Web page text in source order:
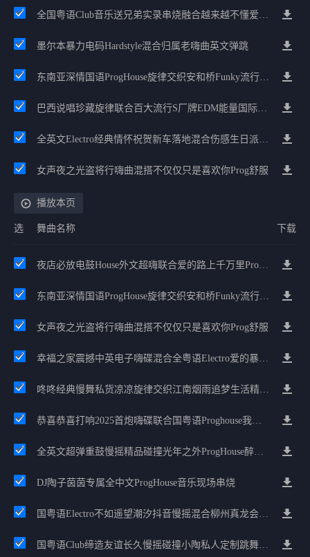
全国粤语Club音乐送兄弟实录串烧融合越来越不懂爱的哲学遗憾专辑
墨尔本暴力电码Hardstyle混合归属老嗨曲英文弹跳
东南亚深情国语ProgHouse旋律交织安和桥Funky流行情怀串烧
巴西说唱珍藏旋律联合百大流行S厂牌EDM能量国际电音串烧
全英文Electro经典情怀祝贺新车落地混合伤感生日派对中文Club串烧
女声夜之光盗将行嗨曲混搭不仅仅只是喜欢你Prog舒服
播放本页
选 舞曲名称 下载
夜店必放电鼓House外文超嗨联合爱的路上千万里Prog包房漫步上头
东南亚深情国语ProgHouse旋律交织安和桥Funky流行情怀串烧
女声夜之光盗将行嗨曲混搭不仅仅只是喜欢你Prog舒服
幸福之家震撼中英电子嗨碟混合全粤语Electro爱的暴风雨广州雄雄精选
咚咚经典慢舞私货凉凉旋律交织江南烟雨追梦生活精选串烧
恭喜恭喜打响2025首炮嗨碟联合国粤语Proghouse我要怎么说我不爱你
全英文超弹重鼓慢摇精品碰撞光年之外ProgHouse醉美抒情节奏
DJ陶子茵茵专属全中文ProgHouse音乐现场串烧
国粤语Electro不如遥望潮汐抖音慢摇混合柳州真龙会K吧小厅小康混音
国粤语Club缔造友谊长久慢摇碰撞小陶私人定制跳舞大碟